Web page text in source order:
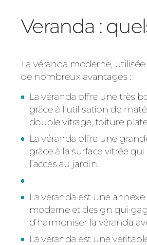
Veranda :
La véranda moderne,
de nombreux avantages :
La véranda offre une très
grâce à l’utilisation de
double vitrage, toiture
La véranda offre une
grâce à la surface vitrée
l’accès au jardin.
La véranda est une
moderne et design qui
d’harmoniser la véranda
La véranda est une